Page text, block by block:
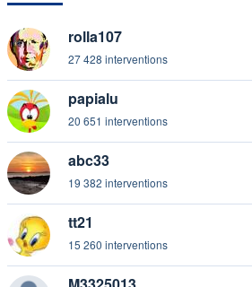
fournie par
fournie par
fournie par
fournie par
rolla107
27 428 interventions
papialu
20 651 interventions
abc33
19 382 interventions
tt21
15 260 interventions